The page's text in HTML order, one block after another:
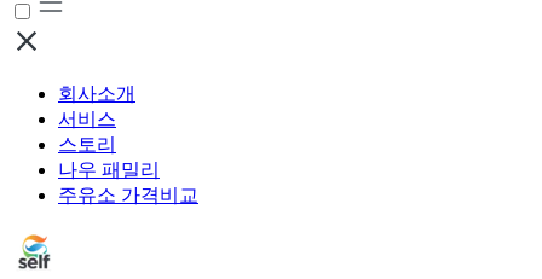
회사소개
서비스
스토리
나우 패밀리
주유소 가격비교